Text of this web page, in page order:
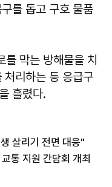
를 돕고 구호 물품
막는 방해물을 치
처리하는 등 응급구
흘렸다.
살리기 전면 대응"
통 지원 간담회 개최